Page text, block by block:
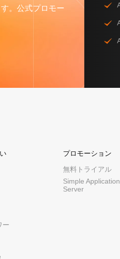
。公式プロモー
ー
プロモーション
無料トライアル
Simple Application
Server